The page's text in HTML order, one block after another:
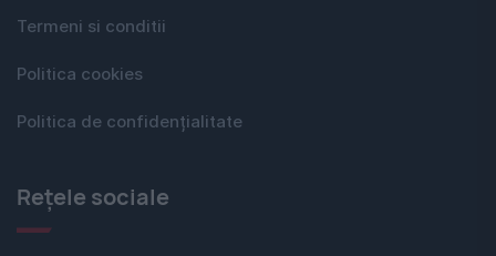
Termeni si conditii
Politica cookies
Politica de confidențialitate
Rețele sociale